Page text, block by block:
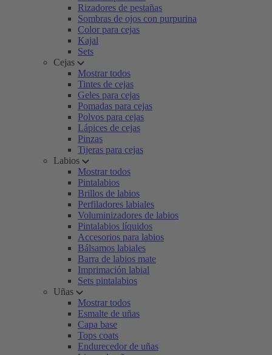
Rizadores de pestañas
Sombras de ojos con purpurina
Color para cejas
Kajal
Sets
Cejas
Mostrar todos
Tintes de cejas
Geles para cejas
Pomadas para cejas
Polvos para cejas
Lápices de cejas
Pinzas
Tijeras para cejas
Labios
Mostrar todos
Pintalabios
Brillos de labios
Perfiladores labiales
Voluminizadores de labios
Pintalabios líquidos
Accesorios para labios
Bálsamos labiales
Barra de labios mate
Imprimación labial
Sets pintalabios
Uñas
Mostrar todos
Esmalte de uñas
Capa base
Tops coats
Endurecedor de uñas